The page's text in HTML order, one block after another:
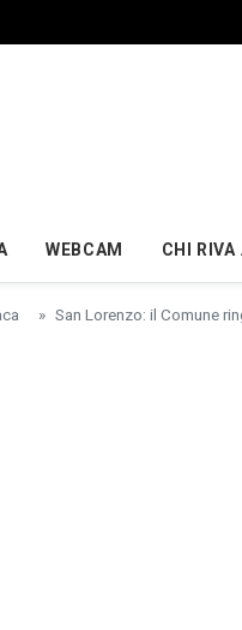
WEBCAM CHI RIVA
San Lorenzo: il Comune